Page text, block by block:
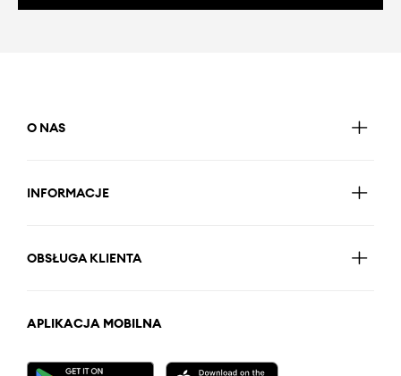
O NAS
INFORMACJE
OBSŁUGA KLIENTA
APLIKACJA MOBILNA